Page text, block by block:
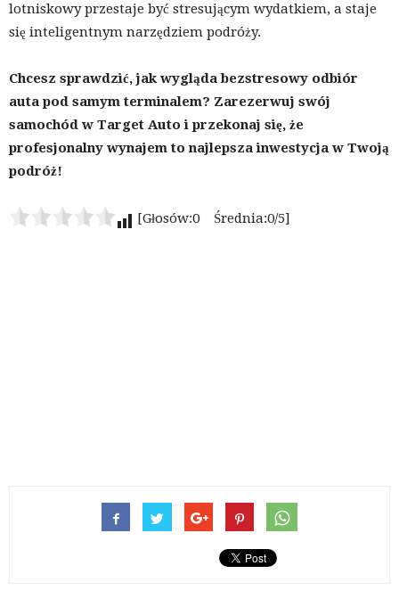
lotniskowy przestaje być stresującym wydatkiem, a staje
się inteligentnym narzędziem podróży.
Chcesz sprawdzić, jak wygląda bezstresowy odbiór
auta pod samym terminalem? Zarezerwuj swój
samochód w Target Auto i przekonaj się, że
profesjonalny wynajem to najlepsza inwestycja w Twoją
podróż!
[Głosów:0 Średnia:0/5]